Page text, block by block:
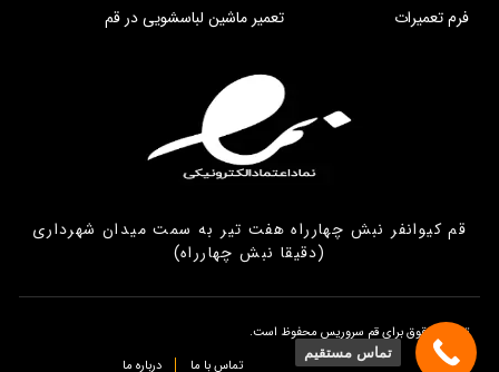
فرم تعمیرات
تعمیر ماشین لباسشویی در قم
قم کیوانفر نبش چهارراه هفت تیر به سمت میدان شهرداری
(دقیقا نبش چهارراه)
تمامی حقوق برای قم سروریس محفوظ است.
تماس با ما
درباره ما
تماس مستقیم